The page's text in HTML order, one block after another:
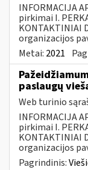
INFORMACIJA
pirkimai I.
KONTAKTINIAI
organizacijos
Metai: 2021
paslaugų
Web turinio
INFORMACIJA
pirkimai I.
KONTAKTINIAI
organizacijos
Pagrindinis: